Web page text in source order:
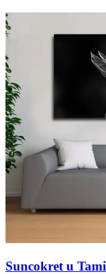
Suncokret u Tami